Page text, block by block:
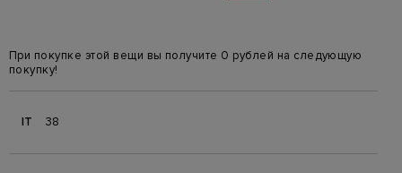
При покупке этой вещи вы получите 0 рублей на следующую
покупку!
IT 38